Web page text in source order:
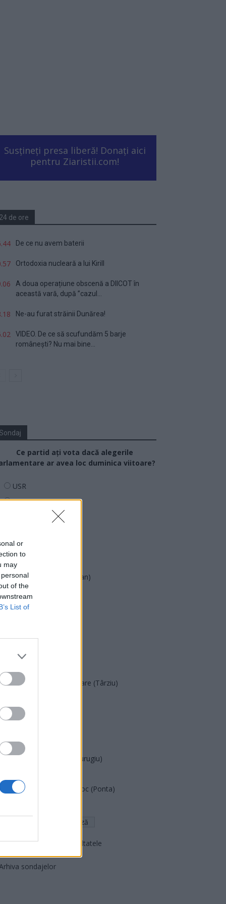
or
to
may
of the
List of
Susțineți presa liberă! Donați aici
pentru Ziaristii.com!
24 de ore
De ce nu avem baterii
Ortodoxia nucleară a lui Kirill
A doua operațiune obscenă a DIICOT în
această vară, după ”cazul...
Ne-au furat străinii Dunărea!
VIDEO. De ce să scufundăm 5 barje
românești? Nu mai bine...
Ce partid ați vota dacă alegerile
ar avea loc duminica viitoare?
USR
PNL
UDMR
PMP (Tomac)
Forța Dreptei (L. Orban)
REPER
SOS (Șoșoacă)
POT (Gavrilă)
Acțiunea Conservatoare (Târziu)
PUSL (D. Voiculescu)
PNCR (Terheș)
Partidul Patrioților (Surugiu)
România pe Primul Loc (Ponta)
Arată rezultatele
sondajelor